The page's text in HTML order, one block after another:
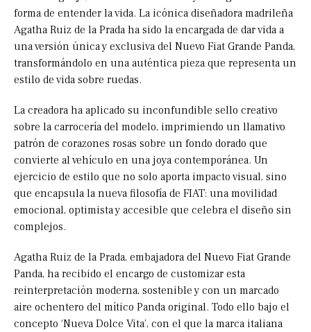
forma de entender la vida. La icónica diseñadora madrileña
Agatha Ruiz de la Prada ha sido la encargada de dar vida a
una versión única y exclusiva del Nuevo Fiat Grande Panda,
transformándolo en una auténtica pieza que representa un
estilo de vida sobre ruedas.
La creadora ha aplicado su inconfundible sello creativo
sobre la carrocería del modelo, imprimiendo un llamativo
patrón de corazones rosas sobre un fondo dorado que
convierte al vehículo en una joya contemporánea. Un
ejercicio de estilo que no solo aporta impacto visual, sino
que encapsula la nueva filosofía de FIAT: una movilidad
emocional, optimista y accesible que celebra el diseño sin
complejos.
Agatha Ruiz de la Prada, embajadora del Nuevo Fiat Grande
Panda, ha recibido el encargo de customizar esta
reinterpretación moderna, sostenible y con un marcado
aire ochentero del mítico Panda original. Todo ello bajo el
concepto ‘Nueva Dolce Vita’, con el que la marca italiana